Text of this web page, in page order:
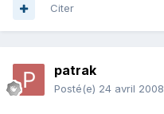
Citer
patrak
Posté(e) 24 avril 2008